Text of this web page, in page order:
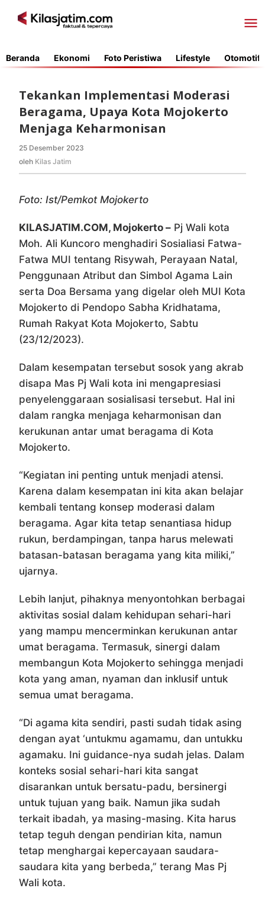
Beranda Ekonomi Foto Peristiwa Lifestyle Otomotif
Tekankan Implementasi Moderasi
Beragama, Upaya Kota Mojokerto
Menjaga Keharmonisan
25 Desember 2023
oleh Kilas Jatim
Foto: Ist/Pemkot Mojokerto
KILASJATIM.COM, Mojokerto – Pj Wali kota
Moh. Ali Kuncoro menghadiri Sosialiasi Fatwa-
Fatwa MUI tentang Risywah, Perayaan Natal,
Penggunaan Atribut dan Simbol Agama Lain
serta Doa Bersama yang digelar oleh MUI Kota
Mojokerto di Pendopo Sabha Kridhatama,
Rumah Rakyat Kota Mojokerto, Sabtu
(23/12/2023).
Dalam kesempatan tersebut sosok yang akrab
disapa Mas Pj Wali kota ini mengapresiasi
penyelenggaraan sosialisasi tersebut. Hal ini
dalam rangka menjaga keharmonisan dan
kerukunan antar umat beragama di Kota
Mojokerto.
“Kegiatan ini penting untuk menjadi atensi.
Karena dalam kesempatan ini kita akan belajar
kembali tentang konsep moderasi dalam
beragama. Agar kita tetap senantiasa hidup
rukun, berdampingan, tanpa harus melewati
batasan-batasan beragama yang kita miliki,”
ujarnya.
Lebih lanjut, pihaknya menyontohkan berbagai
aktivitas sosial dalam kehidupan sehari-hari
yang mampu mencerminkan kerukunan antar
umat beragama. Termasuk, sinergi dalam
membangun Kota Mojokerto sehingga menjadi
kota yang aman, nyaman dan inklusif untuk
semua umat beragama.
“Di agama kita sendiri, pasti sudah tidak asing
dengan ayat ‘untukmu agamamu, dan untukku
agamaku. Ini guidance-nya sudah jelas. Dalam
konteks sosial sehari-hari kita sangat
disarankan untuk bersatu-padu, bersinergi
untuk tujuan yang baik. Namun jika sudah
terkait ibadah, ya masing-masing. Kita harus
tetap teguh dengan pendirian kita, namun
tetap menghargai kepercayaan saudara-
saudara kita yang berbeda,” terang Mas Pj
Wali kota.